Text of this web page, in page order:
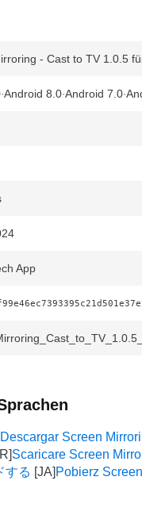
- Cast to TV 1.0.5
Android 8.0 Android 7.0
App
Descargar Screen
Scaricare Screen
する
Pobierz